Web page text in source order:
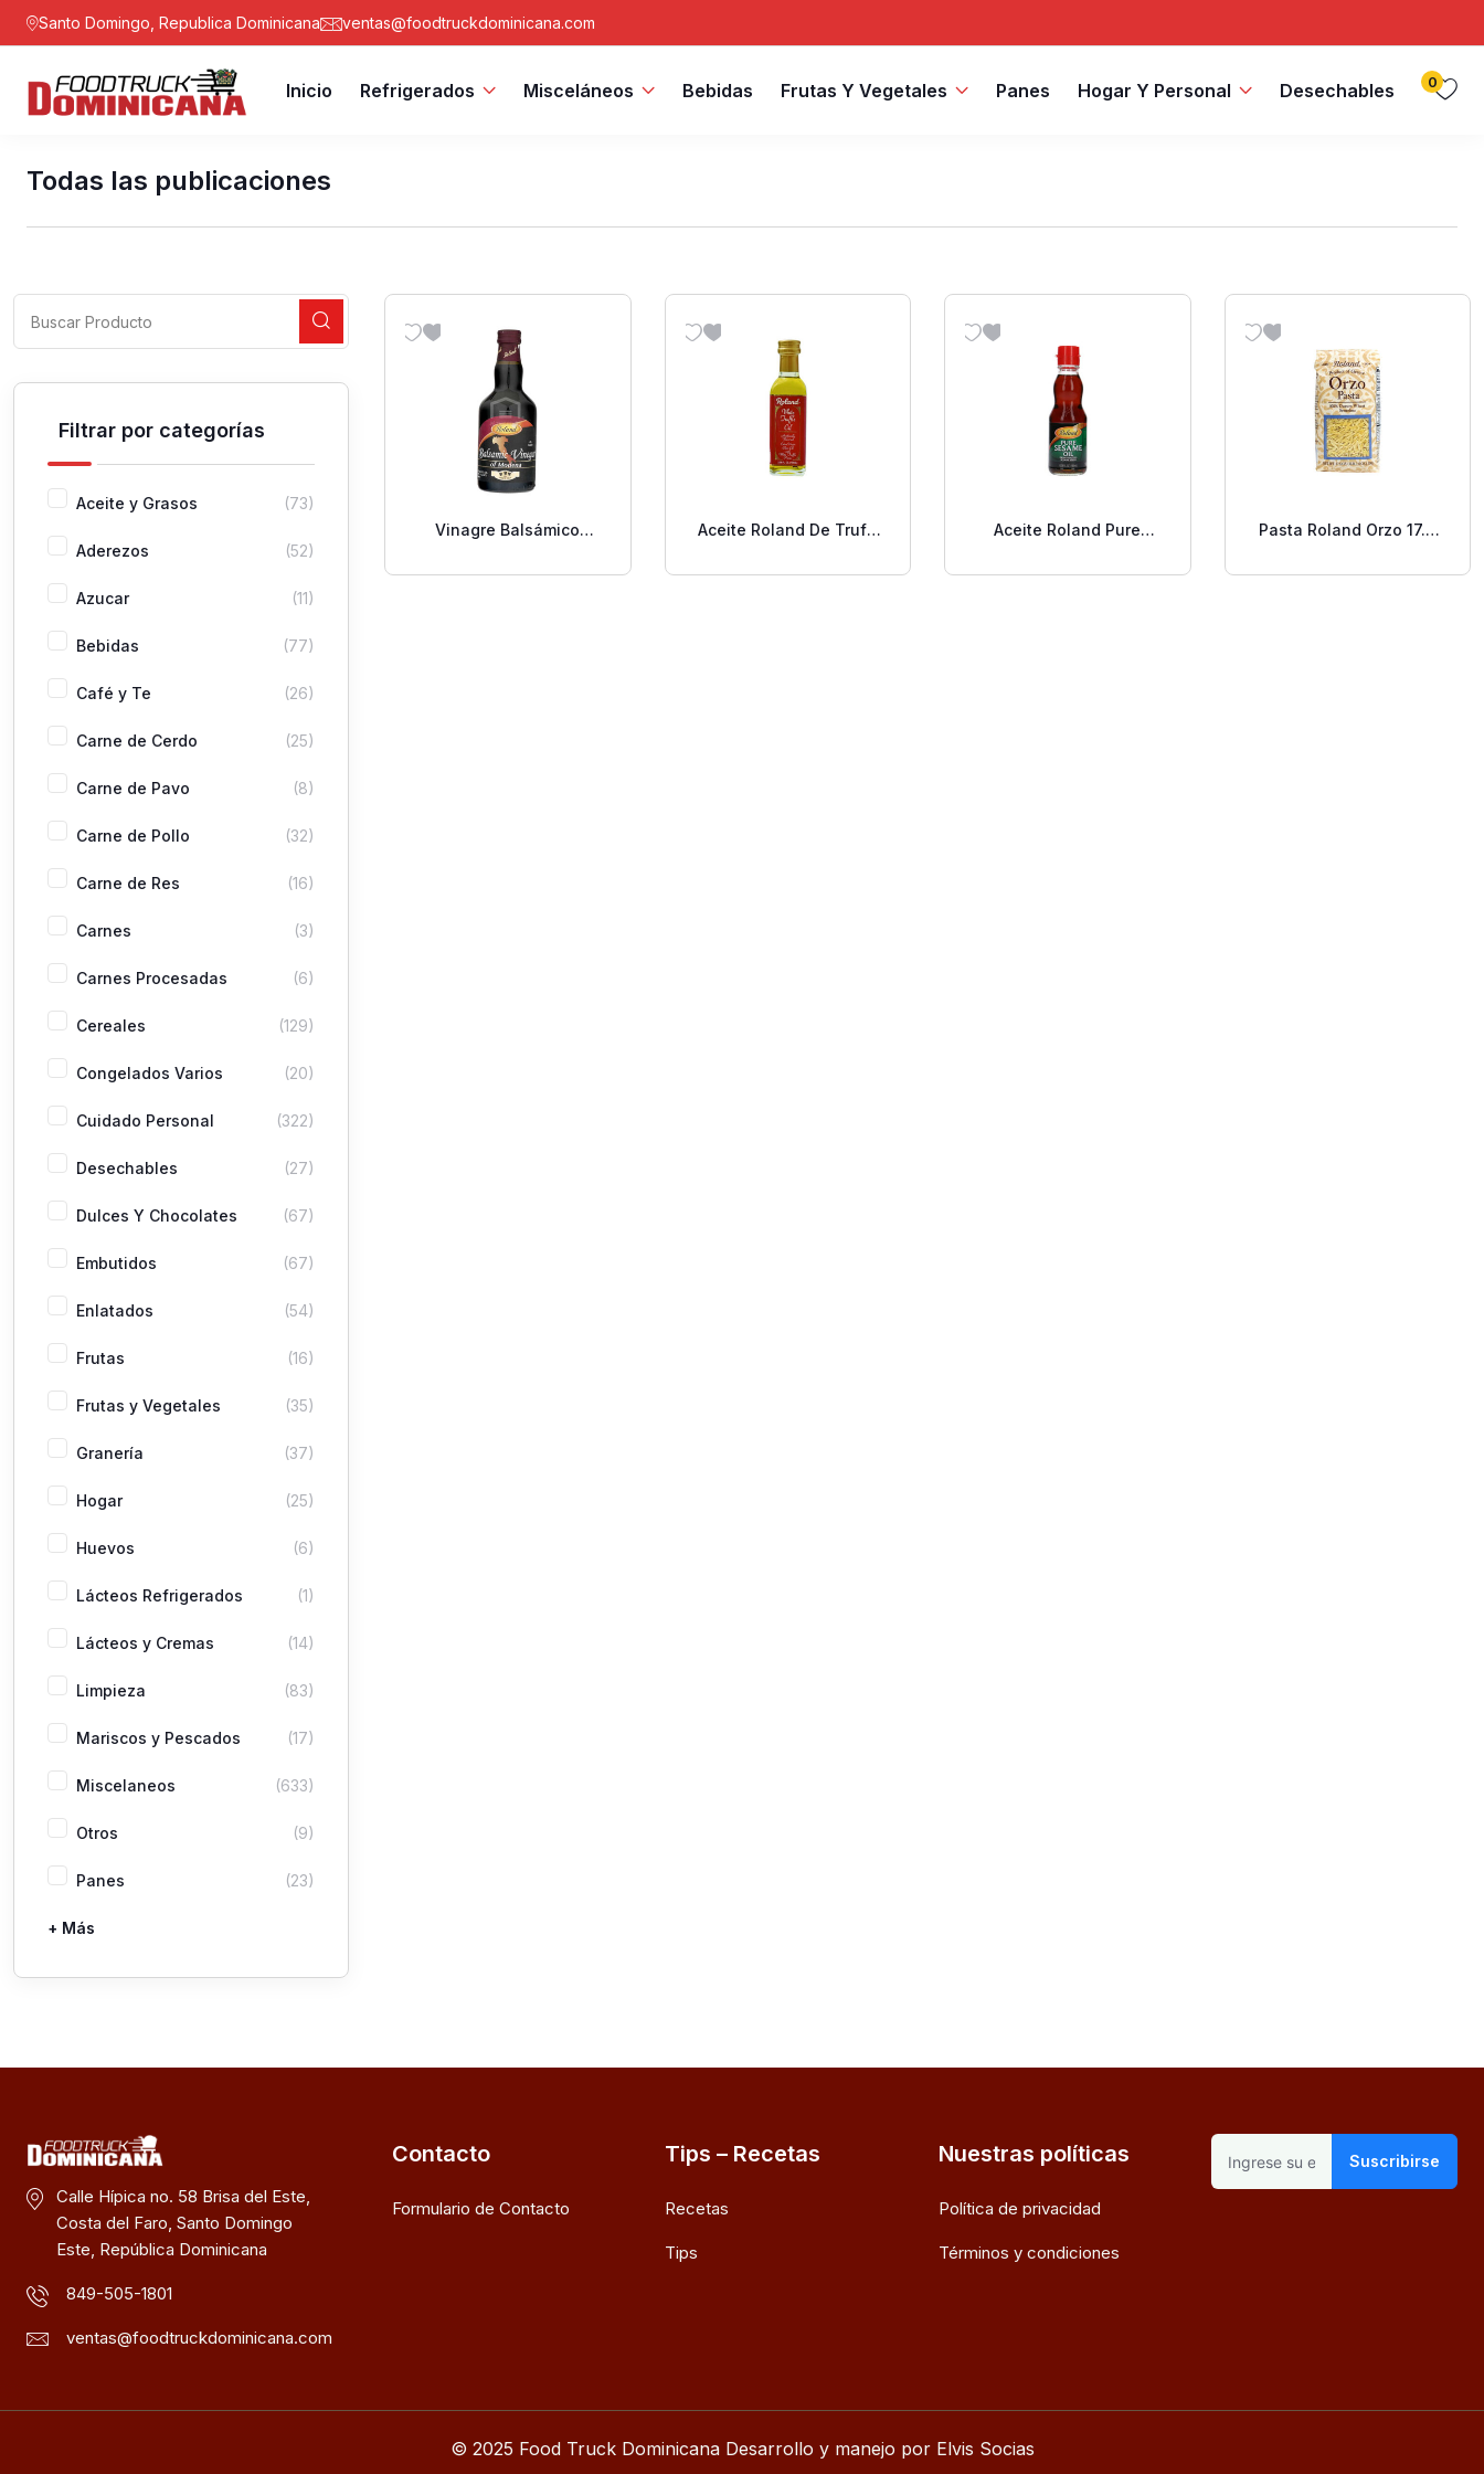
Santo Domingo, Republica Dominicana ventas@foodtruckdominicana.com
Inicio Refrigerados Misceláneos Bebidas Frutas Y Vegetales Panes Hogar Y Personal Desechables 0
Todas las publicaciones
Filtrar por categorías
Aceite y Grasos (73)
Aderezos (52)
Azucar (11)
Bebidas (77)
Café y Te (26)
Carne de Cerdo (25)
Carne de Pavo (8)
Carne de Pollo (32)
Carne de Res (16)
Carnes (3)
Carnes Procesadas (6)
Cereales (129)
Congelados Varios (20)
Cuidado Personal (322)
Desechables (27)
Dulces Y Chocolates (67)
Embutidos (67)
Enlatados (54)
Frutas (16)
Frutas y Vegetales (35)
Granería (37)
Hogar (25)
Huevos (6)
Lácteos Refrigerados (1)
Lácteos y Cremas (14)
Limpieza (83)
Mariscos y Pescados (17)
Miscelaneos (633)
Otros (9)
Panes (23)
Pastas
Picaderas
Sazones y Salsas
Vegetales
+ Más
Vinagre Balsámico
Aceite Roland De Trufa
Aceite Roland Pure
Pasta Roland Orzo 17.6
Calle Hípica no. 58 Brisa del Este,
Costa del Faro, Santo Domingo
Este, República Dominicana
849-505-1801
ventas@foodtruckdominicana.com
Contacto
Formulario de Contacto
Tips – Recetas
Recetas
Tips
Nuestras políticas
Política de privacidad
Términos y condiciones
Suscribirse
© 2025 Food Truck Dominicana Desarrollo y manejo por Elvis Socias